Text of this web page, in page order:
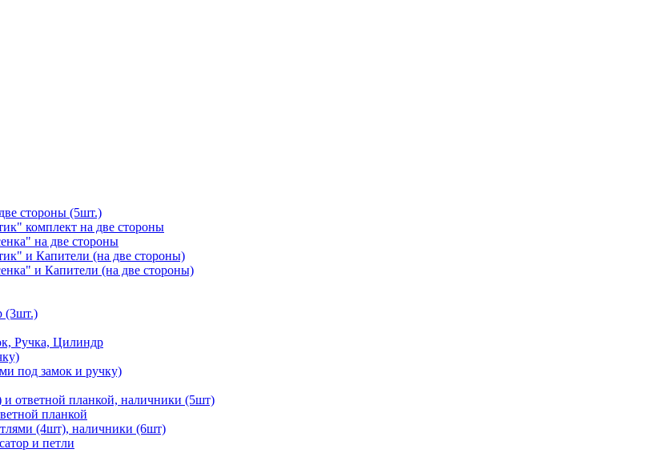
стороны (5шт.)
комплект на две стороны
на две стороны
и Капители (на две стороны)
и Капители (на две стороны)
(3шт.)
Ручка, Цилиндр
под замок и ручку)
ответной планкой, наличники (5шт)
планкой
(4шт), наличники (6шт)
и петли